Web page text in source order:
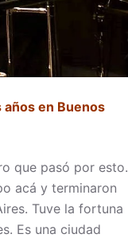
en Buenos
que pasó por esto.
acá y terminaron
Tuve la fortuna
Es una ciudad